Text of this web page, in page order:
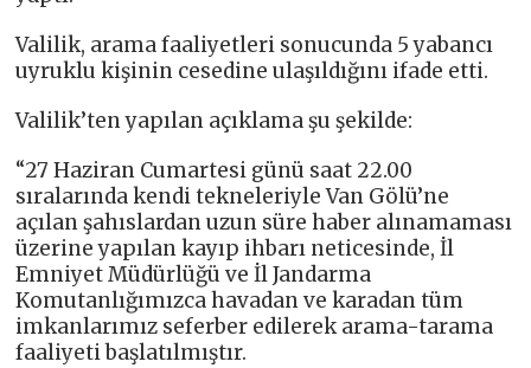
Valilik, arama faaliyetleri sonucunda 5 yabancı
uyruklu kişinin cesedine ulaşıldığını ifade etti.
Valilik’ten yapılan açıklama şu şekilde:
“27 Haziran Cumartesi günü saat 22.00
sıralarında kendi tekneleriyle Van Gölü’ne
açılan şahıslardan uzun süre haber alınamaması
üzerine yapılan kayıp ihbarı neticesinde, İl
Emniyet Müdürlüğü ve İl Jandarma
Komutanlığımızca havadan ve karadan tüm
imkanlarımız seferber edilerek arama-tarama
faaliyeti başlatılmıştır.